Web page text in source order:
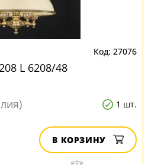
27076
L 6208/48
1 шт.
В КОРЗИНУ